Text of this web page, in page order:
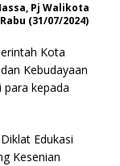
Pj Walikota
(31/07/2024)
Kota
Kebudayaan
kepada
Edukasi
Kesenian